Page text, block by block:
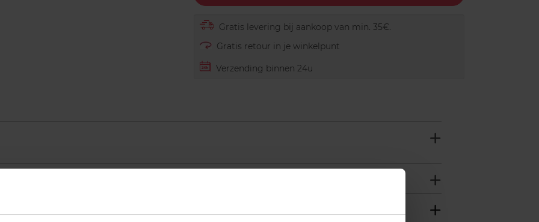
Gratis levering bij aankoop van min. 35€.
Gratis retour in je winkelpunt
Verzending binnen 24u